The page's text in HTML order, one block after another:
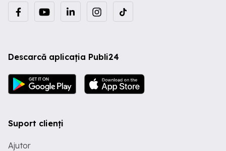
Descarcă aplicația Publi24
Suport clienți
Ajutor